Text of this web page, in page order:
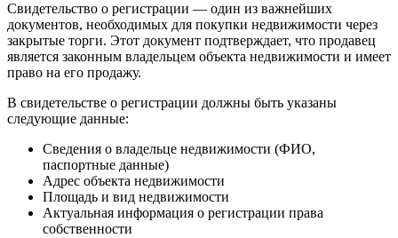
Свидетельство о регистрации — один из важнейших
документов, необходимых для покупки недвижимости через
закрытые торги. Этот документ подтверждает, что продавец
является законным владельцем объекта недвижимости и имеет
право на его продажу.
В свидетельстве о регистрации должны быть указаны
следующие данные:
Сведения о владельце недвижимости (ФИО,
паспортные данные)
Адрес объекта недвижимости
Площадь и вид недвижимости
Актуальная информация о регистрации права
собственности